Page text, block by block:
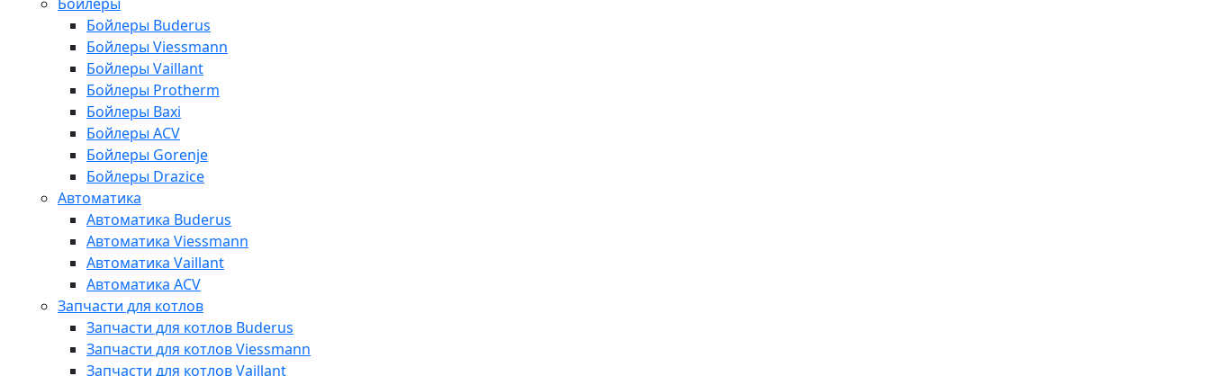
Бойлеры
Бойлеры Buderus
Бойлеры Viessmann
Бойлеры Vaillant
Бойлеры Protherm
Бойлеры Baxi
Бойлеры ACV
Бойлеры Gorenje
Бойлеры Drazice
Автоматика
Автоматика Buderus
Автоматика Viessmann
Автоматика Vaillant
Автоматика ACV
Запчасти для котлов
Запчасти для котлов Buderus
Запчасти для котлов Viessmann
Запчасти для котлов Vaillant